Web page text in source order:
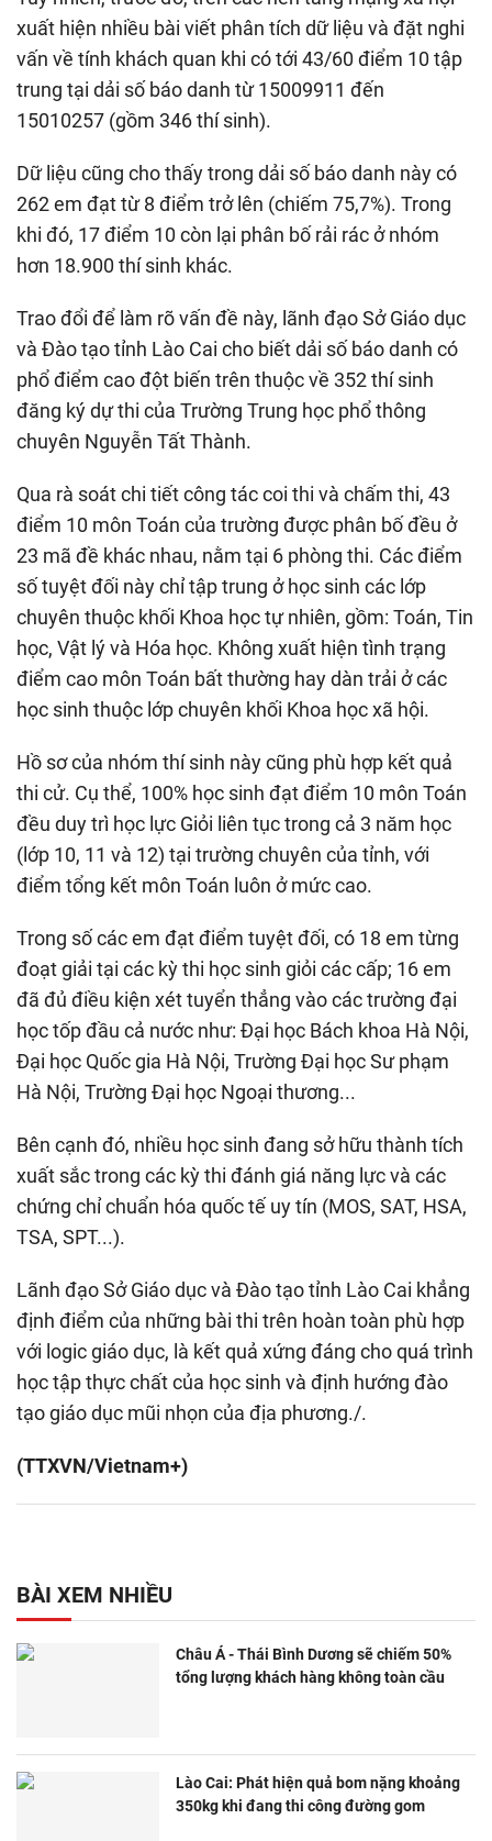
xuất hiện nhiều bài viết phân tích dữ liệu và đặt nghi
vấn về tính khách quan khi có tới 43/60 điểm 10 tập
trung tại dải số báo danh từ 15009911 đến
15010257 (gồm 346 thí sinh).
Dữ liệu cũng cho thấy trong dải số báo danh này có
262 em đạt từ 8 điểm trở lên (chiếm 75,7%). Trong
khi đó, 17 điểm 10 còn lại phân bố rải rác ở nhóm
hơn 18.900 thí sinh khác.
Trao đổi để làm rõ vấn đề này, lãnh đạo Sở Giáo dục
và Đào tạo tỉnh Lào Cai cho biết dải số báo danh có
phổ điểm cao đột biến trên thuộc về 352 thí sinh
đăng ký dự thi của Trường Trung học phổ thông
chuyên Nguyễn Tất Thành.
Qua rà soát chi tiết công tác coi thi và chấm thi, 43
điểm 10 môn Toán của trường được phân bố đều ở
23 mã đề khác nhau, nằm tại 6 phòng thi. Các điểm
số tuyệt đối này chỉ tập trung ở học sinh các lớp
chuyên thuộc khối Khoa học tự nhiên, gồm: Toán, Tin
học, Vật lý và Hóa học. Không xuất hiện tình trạng
điểm cao môn Toán bất thường hay dàn trải ở các
học sinh thuộc lớp chuyên khối Khoa học xã hội.
Hồ sơ của nhóm thí sinh này cũng phù hợp kết quả
thi cử. Cụ thể, 100% học sinh đạt điểm 10 môn Toán
đều duy trì học lực Giỏi liên tục trong cả 3 năm học
(lớp 10, 11 và 12) tại trường chuyên của tỉnh, với
điểm tổng kết môn Toán luôn ở mức cao.
Trong số các em đạt điểm tuyệt đối, có 18 em từng
đoạt giải tại các kỳ thi học sinh giỏi các cấp; 16 em
đã đủ điều kiện xét tuyển thẳng vào các trường đại
học tốp đầu cả nước như: Đại học Bách khoa Hà Nội,
Đại học Quốc gia Hà Nội, Trường Đại học Sư phạm
Hà Nội, Trường Đại học Ngoại thương...
Bên cạnh đó, nhiều học sinh đang sở hữu thành tích
xuất sắc trong các kỳ thi đánh giá năng lực và các
chứng chỉ chuẩn hóa quốc tế uy tín (MOS, SAT, HSA,
TSA, SPT...).
Lãnh đạo Sở Giáo dục và Đào tạo tỉnh Lào Cai khẳng
định điểm của những bài thi trên hoàn toàn phù hợp
với logic giáo dục, là kết quả xứng đáng cho quá trình
học tập thực chất của học sinh và định hướng đào
tạo giáo dục mũi nhọn của địa phương./.
(TTXVN/Vietnam+)
BÀI XEM NHIỀU
Châu Á - Thái Bình Dương sẽ chiếm 50%
tổng lượng khách hàng không toàn cầu
Lào Cai: Phát hiện quả bom nặng khoảng
350kg khi đang thi công đường gom